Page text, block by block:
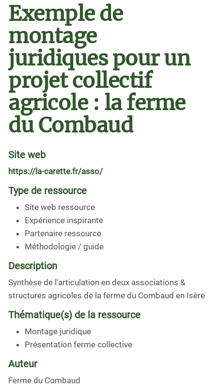
Exemple de
montage
juridiques pour un
projet collectif
agricole : la ferme
du Combaud
Site web
https://la-carette.fr/asso/
Type de ressource
Site web ressource
Expérience inspirante
Partenaire ressource
Méthodologie / guide
Description
Synthèse de l'articulation en deux associations &
structures agricoles de la ferme du Combaud en Isère
Thématique(s) de la ressource
Montage juridique
Présentation ferme collective
Auteur
Ferme du Combaud